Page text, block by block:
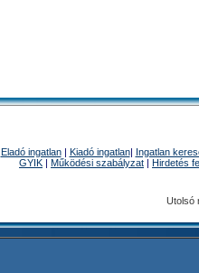
Eladó ingatlan| Kiadó ingatlan| Ingatlan
GYIK | Működési szabályzat | Hirdetés
Utolsó